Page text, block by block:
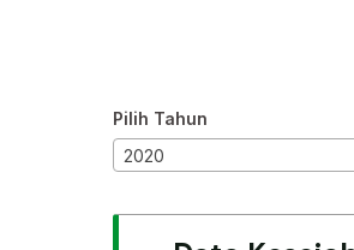
Pilih Tahun
2020